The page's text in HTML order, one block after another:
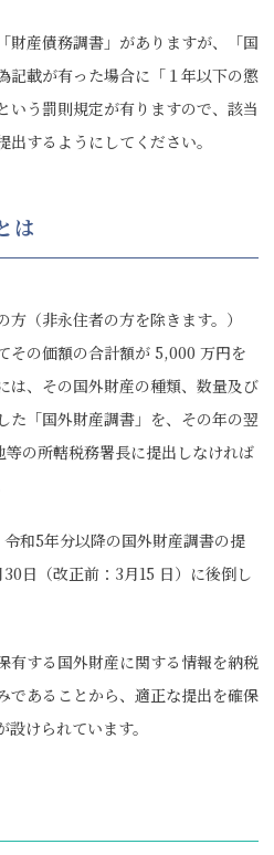
財産債務調書」がありますが、「国
記載が有った場合に「１年以下の懲
いう罰則規定が有りますので、該当
するようにしてください。
は
（非永住者の方を除きます。）
その価額の合計額が 5,000 万円を
は、その国外財産の種類、数量及び
た「国外財産調書」を、その年の翌
の所轄税務署長に提出しなければ
和5年分以降の国外財産調書の提
日（改正前：3月15 日）に後倒し
有する国外財産に関する情報を納税
であることから、適正な提出を確保
けられています。